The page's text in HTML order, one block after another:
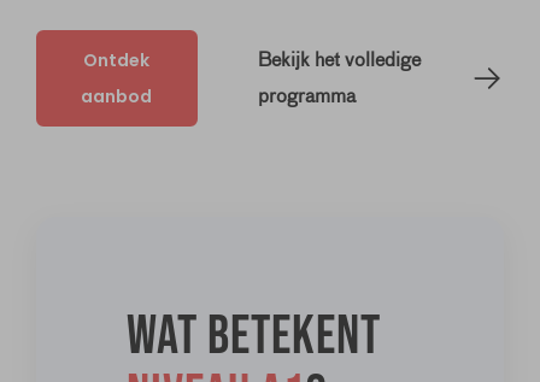
Ontdek
aanbod
Bekijk het volledige
programma
Wat betekent